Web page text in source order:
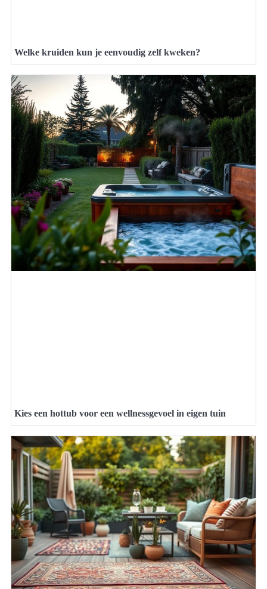
Welke kruiden kun je eenvoudig zelf kweken?
Kies een hottub voor een wellnessgevoel in eigen tuin